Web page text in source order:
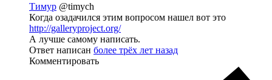
Тимур @timych
Когда озадачился этим вопросом нашел вот это
http://galleryproject.org/
А лучше самому написать.
Ответ написан более трёх лет назад
Комментировать